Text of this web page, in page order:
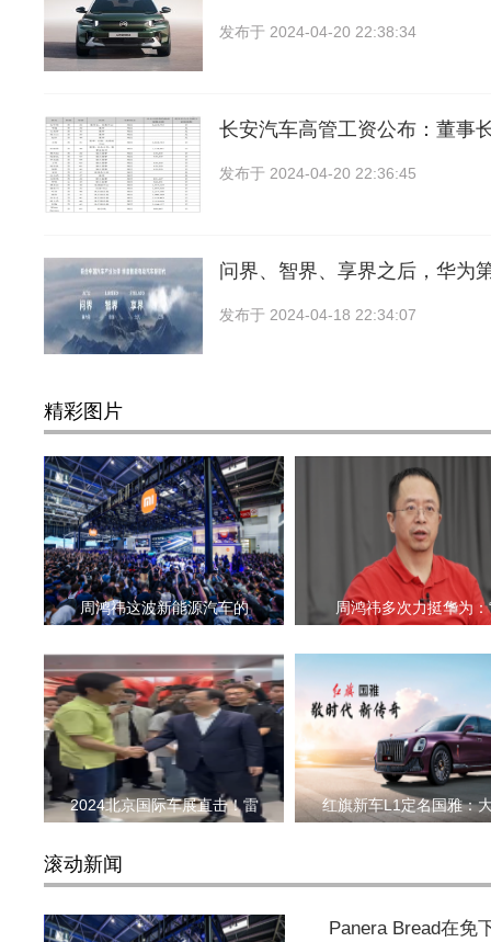
发布于 2024-04-20 22:38:34
长安汽车高管工资公布：董事
发布于 2024-04-20 22:36:45
问界、智界、享界之后，华
发布于 2024-04-18 22:34:07
精彩图片
周鸿祎这波新能源汽车的 周鸿祎多次力挺华为：
2024北京国际车展直击！雷 红旗新车L1定名国雅：
滚动新闻
Panera Bread在免